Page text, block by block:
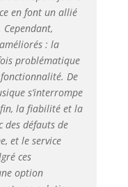
mobile
l'iPad, la
etc.
: Cet
Haut
et micro
tel qu'il est
par le haut
ou via le
en font un allié
: la
problématique
De
s’interrompe
la fiabilité et la
défauts de
et le service
ces
option